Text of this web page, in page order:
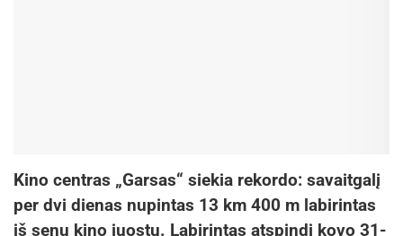
Kino centras „Garsas“ siekia rekordo: savaitgalį
per dvi dienas nupintas 13 km 400 m labirintas
iš senų kino juostų. Labirintas atspindi kovo 31-